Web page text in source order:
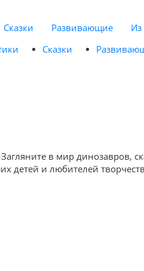
Сказки Развивающие Из
Сказки
в мир
и любителей